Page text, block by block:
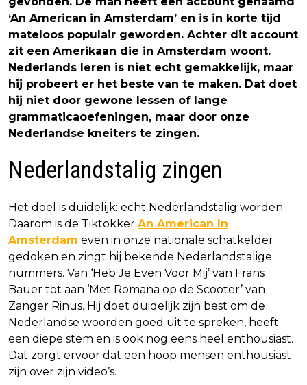
‘An American in Amsterdam’ en is in korte tijd
mateloos populair geworden. Achter dit account
zit een Amerikaan die in Amsterdam woont.
Nederlands leren is niet echt gemakkelijk, maar
hij probeert er het beste van te maken. Dat doet
hij niet door gewone lessen of lange
grammaticaoefeningen, maar door onze
Nederlandse kneiters te zingen.
Nederlandstalig zingen
Het doel is duidelijk: echt Nederlandstalig worden.
Daarom is de Tiktokker An American In
Amsterdam even in onze nationale schatkelder
gedoken en zingt hij bekende Nederlandstalige
nummers. Van ‘Heb Je Even Voor Mij’ van Frans
Bauer tot aan ‘Met Romana op de Scooter’ van
Zanger Rinus. Hij doet duidelijk zijn best om de
Nederlandse woorden goed uit te spreken, heeft
een diepe stem en is ook nog eens heel enthousiast.
Dat zorgt ervoor dat een hoop mensen enthousiast
zijn over zijn video’s.